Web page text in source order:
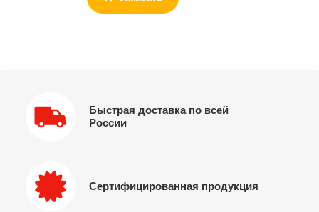
Быстрая доставка по всей
России
Сертифицированная продукция